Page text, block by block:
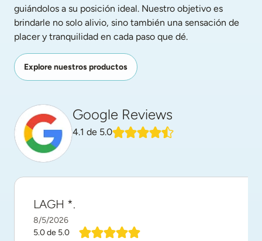
guiándolos a su posición ideal. Nuestro objetivo es
brindarle no solo alivio, sino también una sensación de
placer y tranquilidad en cada paso que dé.
Explore nuestros productos
Google Reviews
4.1 de 5.0
LAGH *.
8/5/2026
5.0de 5.0